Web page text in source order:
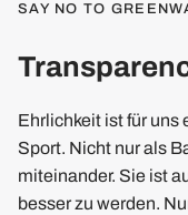
SAY NO TO
Ehrlichkeit ist für uns
Sport. Nicht nur als
miteinander. Sie ist
besser zu werden.